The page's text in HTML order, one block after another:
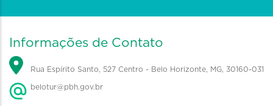
Informações de Contato
Rua Espírito Santo, 527 Centro - Belo Horizonte, MG, 30160-031
belotur@pbh.gov.br